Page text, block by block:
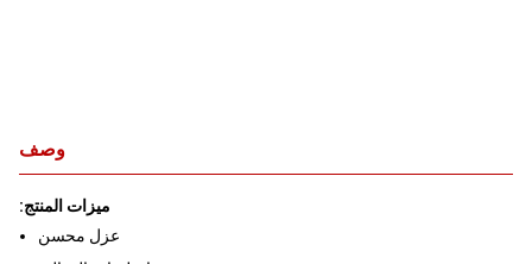
وصف
:ميزات المنتج
عزل محسن